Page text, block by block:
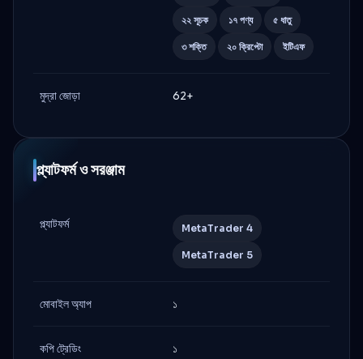
২২ সূচক ১৭ পণ্য ৫ ধাতু
৩ শক্তি ২০ ক্রিপ্টো ইটিএফ
মুদ্রা জোড়া 62+
প্ল্যাটফর্ম ও সরঞ্জাম
প্ল্যাটফর্ম MetaTrader 4
MetaTrader 5
মোবাইল অ্যাপ ১
কপি ট্রেডিং ১